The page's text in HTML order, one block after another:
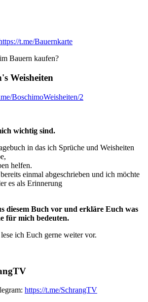
t.me/Bauernkarte
Bauern kaufen?
Weisheiten
BoschimoWeisheiten/2
wichtig sind.
in das ich Sprüche und Weisheiten
helfen.
einmal abgeschrieben und ich möchte
es als Erinnerung
diesem Buch vor und erkläre Euch was
für mich bedeuten.
ich Euch gerne weiter vor.
https://t.me/SchrangTV